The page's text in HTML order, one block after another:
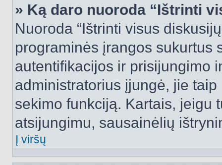
» Ką daro nuoroda “Ištrinti
Nuoroda “Ištrinti visus
programinės įrangos sukurtus
autentifikacijos ir prisijungimo
administratorius įjungė, jie
sekimo funkciją. Kartais, jeigu
atsijungimu, sausainėlių
Į viršų